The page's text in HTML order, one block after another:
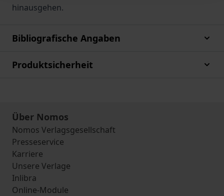
hinausgehen.
Bibliografische Angaben
Produktsicherheit
Über Nomos
Nomos Verlagsgesellschaft
Presseservice
Karriere
Unsere Verlage
Inlibra
Online-Module